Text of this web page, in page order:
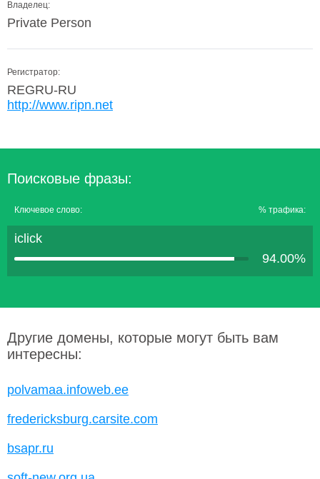
Владелец:
Private Person
Регистратор:
REGRU-RU
http://www.ripn.net
Поисковые фразы:
Ключевое слово: % трафика:
iclick
94.00%
Другие домены, которые могут быть вам
интересны:
polvamaa.infoweb.ee
fredericksburg.carsite.com
bsapr.ru